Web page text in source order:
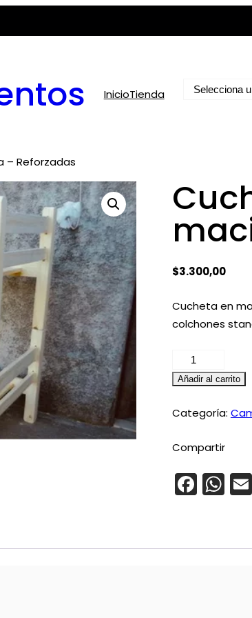
InicioTienda
Selecciona
– Reforzadas
$3.300,00
Cucheta en
colchones
Cuchetas
de
maciza
Reforzadas
Añadir al carrito
Categoría:
Compartir